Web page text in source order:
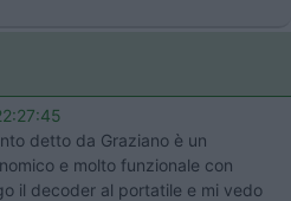
detto da Graziano è un
e molto funzionale con
il decoder al portatile e mi vedo